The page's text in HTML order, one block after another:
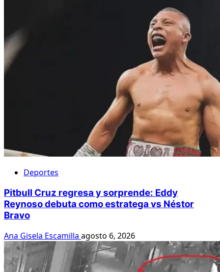
Deportes
Pitbull Cruz regresa y sorprende: Eddy
Reynoso debuta como estratega vs Néstor
Bravo
Ana Gisela Escamilla agosto 6, 2026